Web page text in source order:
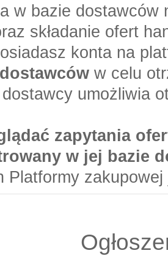
w bazie dostawców
składanie ofert
konta na
w celu
umożliwia
zapytania
w jej bazie
Platformy